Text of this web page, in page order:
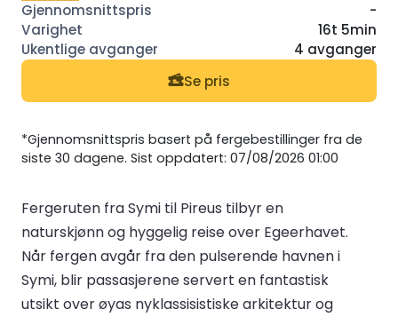
-
16t 5min
4 avganger
Se pris
*Gjennomsnittspris basert på fergebestillinger fra de
siste 30 dagene. Sist oppdatert: 07/08/2026 01:00
Fergeruten fra Symi til Pireus tilbyr en
naturskjønn og hyggelig reise over Egeerhavet.
Når fergen avgår fra den pulserende havnen i
Symi, blir passasjerene servert en fantastisk
utsikt over øyas nyklassisistiske arkitektur og